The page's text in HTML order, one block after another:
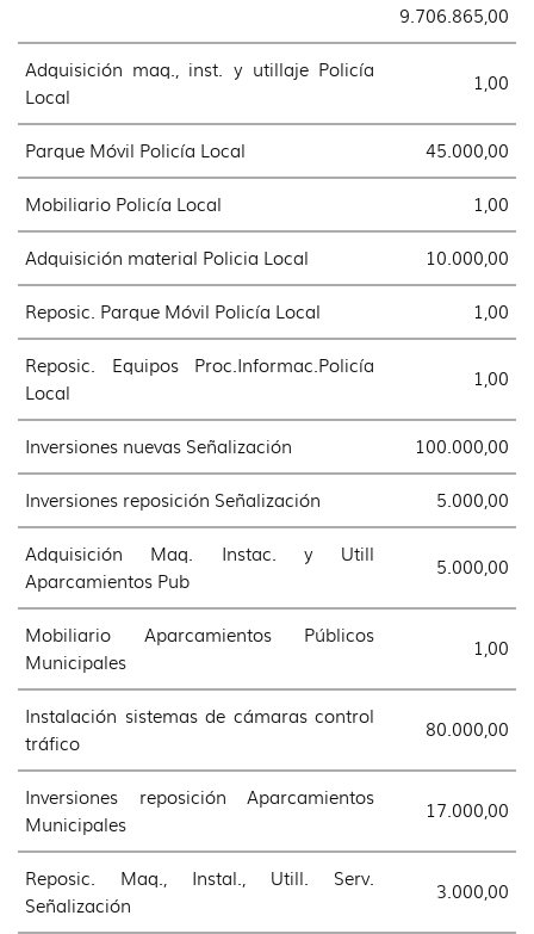
9.706.865,00
Adquisición maq., inst. y utillaje Policía
Local
1,00
Parque Móvil Policía Local 45.000,00
Mobiliario Policía Local 1,00
Adquisición material Policia Local 10.000,00
Reposic. Parque Móvil Policía Local 1,00
Reposic. Equipos Proc.Informac.Policía
Local
1,00
Inversiones nuevas Señalización 100.000,00
Inversiones reposición Señalización 5.000,00
Adquisición Maq. Instac. y Utill
Aparcamientos Pub
5.000,00
Mobiliario Aparcamientos Públicos
Municipales
1,00
Instalación sistemas de cámaras control
tráfico
80.000,00
Inversiones reposición Aparcamientos
Municipales
17.000,00
Reposic. Maq., Instal., Utill. Serv.
Señalización
3.000,00